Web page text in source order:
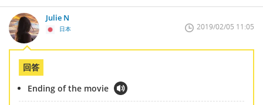
Julie N
日本 2019/02/05 11:05
回答
Ending of the movie